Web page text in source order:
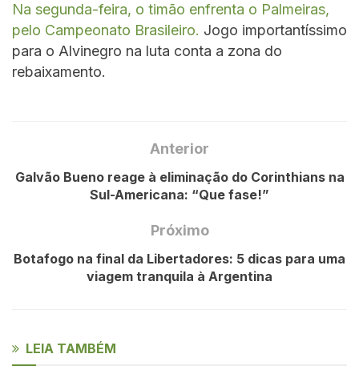
Na segunda-feira, o timão enfrenta o Palmeiras,
pelo Campeonato Brasileiro. Jogo importantíssimo
para o Alvinegro na luta conta a zona do
rebaixamento.
Anterior
Galvão Bueno reage à eliminação do Corinthians na
Sul-Americana: “Que fase!”
Próximo
Botafogo na final da Libertadores: 5 dicas para uma
viagem tranquila à Argentina
LEIA TAMBÉM